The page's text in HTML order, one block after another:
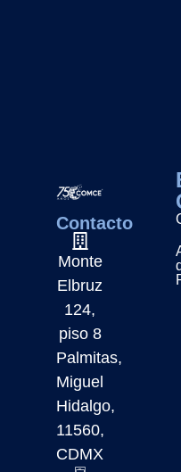
Contacto
Monte
Elbruz
124,
piso 8
Palmitas,
Miguel
Hidalgo,
11560,
CDMX